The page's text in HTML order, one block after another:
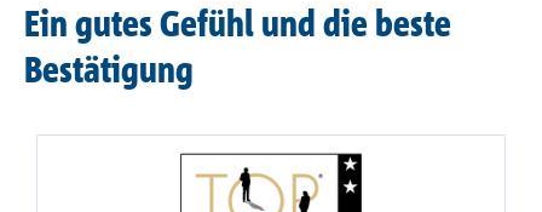
Ein gutes Gefühl und die beste
Bestätigung